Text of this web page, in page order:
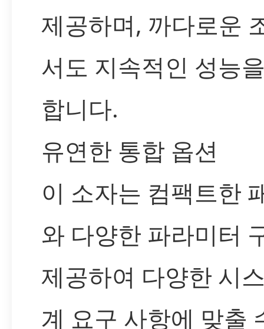
제공하며, 까다로운
서도 지속적인 성능
합니다.
유연한 통합 옵션
이 소자는 컴팩트한
와 다양한 파라미터
제공하여 다양한 시
계 요구 사항에 맞출